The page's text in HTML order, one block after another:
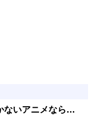
ないアニメなら…